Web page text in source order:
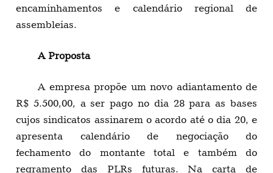
encaminhamentos e calendário regional de
assembleias.
A Proposta
A empresa propõe um novo adiantamento de
R$ 5.500,00, a ser pago no dia 28 para as bases
cujos sindicatos assinarem o acordo até o dia 20, e
apresenta calendário de negociação do
fechamento do montante total e também do
regramento das PLRs futuras. Na carta de